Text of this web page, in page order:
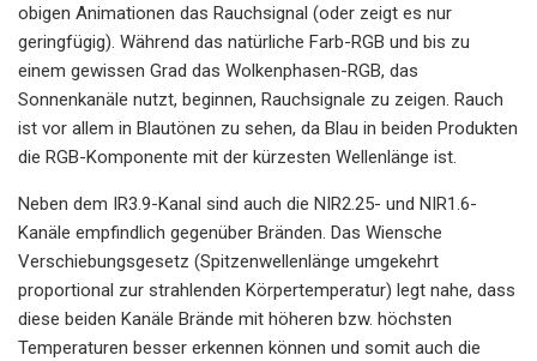
obigen Animationen das Rauchsignal (oder zeigt es nur
geringfügig). Während das natürliche Farb-RGB und bis zu
einem gewissen Grad das Wolkenphasen-RGB, das
Sonnenkanäle nutzt, beginnen, Rauchsignale zu zeigen. Rauch
ist vor allem in Blautönen zu sehen, da Blau in beiden Produkten
die RGB-Komponente mit der kürzesten Wellenlänge ist.
Neben dem IR3.9-Kanal sind auch die NIR2.25- und NIR1.6-
Kanäle empfindlich gegenüber Bränden. Das Wiensche
Verschiebungsgesetz (Spitzenwellenlänge umgekehrt
proportional zur strahlenden Körpertemperatur) legt nahe, dass
diese beiden Kanäle Brände mit höheren bzw. höchsten
Temperaturen besser erkennen können und somit auch die